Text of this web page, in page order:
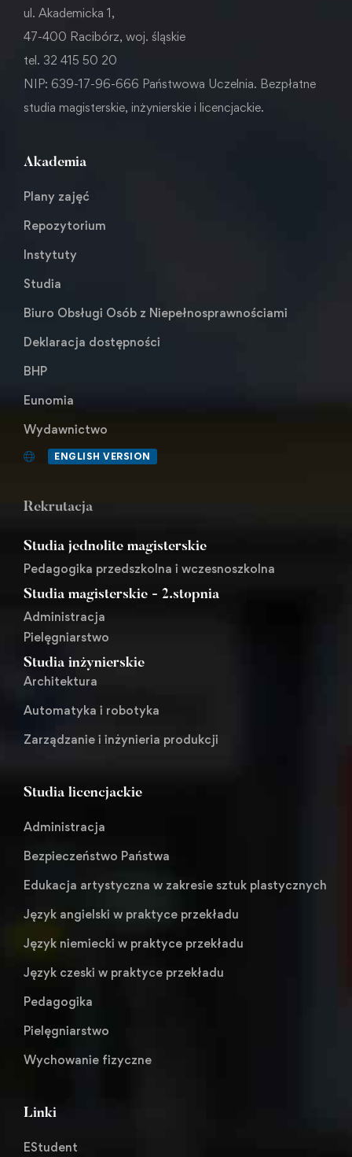
ul. Akademicka 1,
47-400 Racibórz, woj. śląskie
tel. 32 415 50 20
NIP: 639-17-96-666 Państwowa Uczelnia. Bezpłatne
studia magisterskie, inżynierskie i licencjackie.
Akademia
Plany zajęć
Repozytorium
Instytuty
Studia
Biuro Obsługi Osób z Niepełnosprawnościami
Deklaracja dostępności
BHP
Eunomia
Wydawnictwo
ENGLISH VERSION
Rekrutacja
Studia jednolite magisterskie
Pedagogika przedszkolna i wczesnoszkolna
Studia magisterskie - 2.stopnia
Administracja
Pielęgniarstwo
Studia inżynierskie
Architektura
Automatyka i robotyka
Zarządzanie i inżynieria produkcji
Studia licencjackie
Administracja
Bezpieczeństwo Państwa
Edukacja artystyczna w zakresie sztuk plastycznych
Język angielski w praktyce przekładu
Język niemiecki w praktyce przekładu
Język czeski w praktyce przekładu
Pedagogika
Pielęgniarstwo
Wychowanie fizyczne
Linki
EStudent